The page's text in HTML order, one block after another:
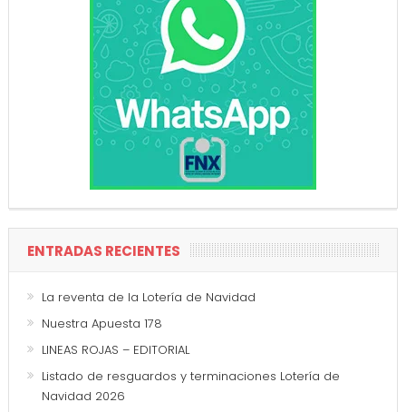
ENTRADAS RECIENTES
La reventa de la Lotería de Navidad
Nuestra Apuesta 178
LINEAS ROJAS – EDITORIAL
Listado de resguardos y terminaciones Lotería de
Navidad 2026